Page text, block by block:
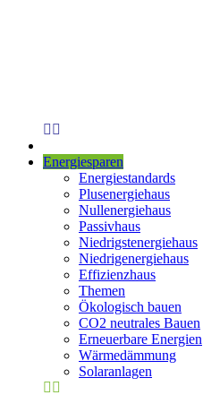
Energiesparen
Energiestandards
Plusenergiehaus
Nullenergiehaus
Passivhaus
Niedrigstenergiehaus
Niedrigenergiehaus
Effizienzhaus
Themen
Ökologisch bauen
CO2 neutrales Bauen
Erneuerbare Energien
Wärmedämmung
Solaranlagen